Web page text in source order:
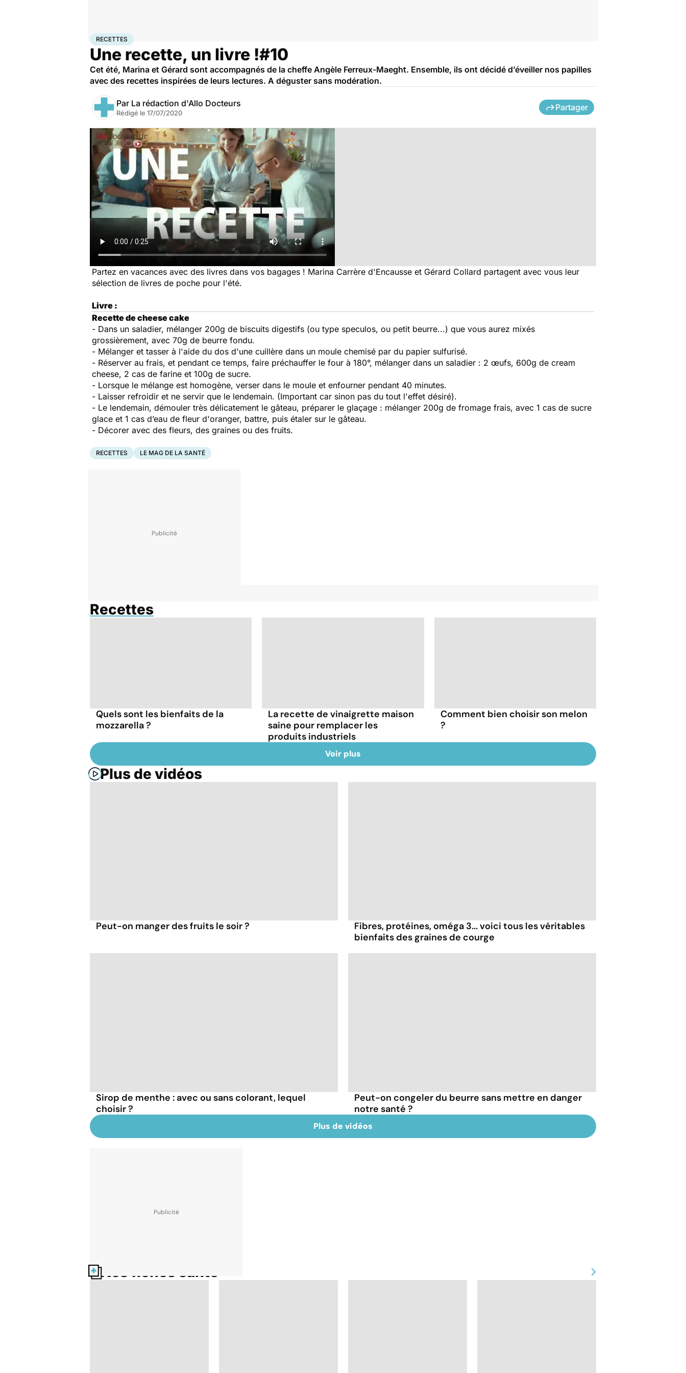
AccueilSanté Recettes
RECETTES
Une recette, un livre !#10
Cet été, Marina et Gérard sont accompagnés de la cheffe Angèle Ferreux-Maeght. Ensemble, ils ont décidé d’éveiller nos papilles
avec des recettes inspirées de leurs lectures. A déguster sans modération.
Par La rédaction d'Allo Docteurs
Rédigé le 17/07/2020
Partager
Partez en vacances avec des livres dans vos bagages ! Marina Carrère d'Encausse et Gérard Collard partagent avec vous leur
sélection de livres de poche pour l'été.
Livre :
Recette de cheese cake
- Dans un saladier, mélanger 200g de biscuits digestifs (ou type speculos, ou petit beurre...) que vous aurez mixés
grossièrement, avec 70g de beurre fondu.
- Mélanger et tasser à l'aide du dos d'une cuillère dans un moule chemisé par du papier sulfurisé.
- Réserver au frais, et pendant ce temps, faire préchauffer le four à 180°, mélanger dans un saladier : 2 œufs, 600g de cream
cheese, 2 cas de farine et 100g de sucre.
- Lorsque le mélange est homogène, verser dans le moule et enfourner pendant 40 minutes.
- Laisser refroidir et ne servir que le lendemain. (Important car sinon pas du tout l'effet désiré).
- Le lendemain, démouler très délicatement le gâteau, préparer le glaçage : mélanger 200g de fromage frais, avec 1 cas de sucre
glace et 1 cas d’eau de fleur d'oranger, battre, puis étaler sur le gâteau.
- Décorer avec des fleurs, des graines ou des fruits.
RECETTES LE MAG DE LA SANTÉ
Recettes
Quels sont les bienfaits de la
mozzarella ?
La recette de vinaigrette maison
saine pour remplacer les
produits industriels
Comment bien choisir son melon
?
Voir plus
Plus de vidéos
Peut-on manger des fruits le soir ?
Fibres, protéines, oméga 3... voici tous les véritables
bienfaits des graines de courge
Sirop de menthe : avec ou sans colorant, lequel
choisir ?
Peut-on congeler du beurre sans mettre en danger
notre santé ?
Plus de vidéos
Nos fiches santé